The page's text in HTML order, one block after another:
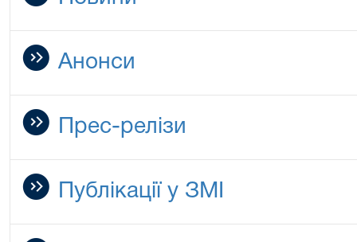
Анонси
Прес-релізи
Публікації у ЗМІ